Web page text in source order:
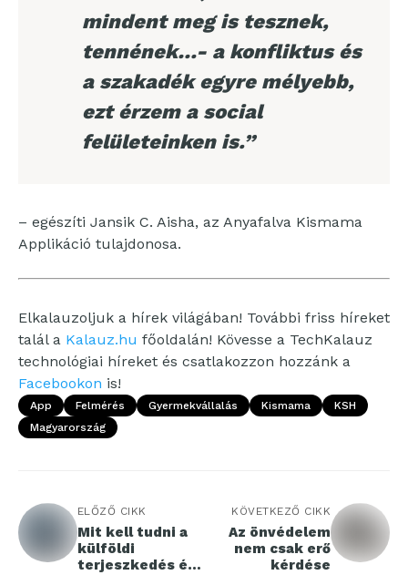
mindent meg is tesznek,
tennének…- a konfliktus és
a szakadék egyre mélyebb,
ezt érzem a social
felületeinken is.”
– egészíti Jansik C. Aisha, az Anyafalva Kismama
Applikáció tulajdonosa.
Elkalauzoljuk a hírek világában! További friss híreket
talál a Kalauz.hu főoldalán! Kövesse a TechKalauz
technológiai híreket és csatlakozzon hozzánk a
Facebookon is!
App Felmérés Gyermekvállalás Kismama
KSH
Magyarország
ELŐZŐ CIKK
Mit kell tudni a
külföldi
terjeszkedés és
KÖVETKEZŐ CIKK
Az önvédelem
nem csak erő
kérdése